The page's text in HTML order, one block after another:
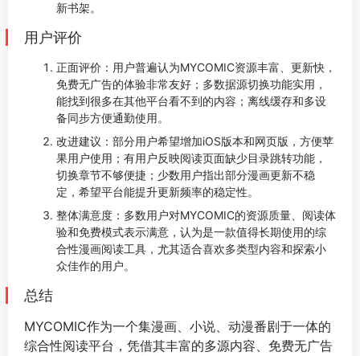
新书架。
用户评价
正面评价：用户普遍认为MYCOMIC资源丰富、更新快，
免费无广告的体验非常友好；多数据源切换功能实用，
能找到很多在其他平台看不到的内容；离线缓存和多设
备同步方便通勤使用。
改进建议：部分用户希望增加iOS版本和网页版，方便苹
果用户使用；有用户反映阅读页面缺少目录跳转功能，
切换章节不够便捷；少数用户指出部分漫画更新不稳
定，希望平台能提升更新频率的稳定性。
整体满意度：多数用户对MYCOMIC的资源质量、阅读体
验和免费模式表示满意，认为是一款值得长期使用的综
合性漫画阅读工具，尤其适合喜欢多类型内容和探索小
众佳作的用户。
总结
MYCOMIC作为一个集漫画、小说、动漫番剧于一体的
综合性阅读平台，凭借其丰富的多源内容、免费无广告